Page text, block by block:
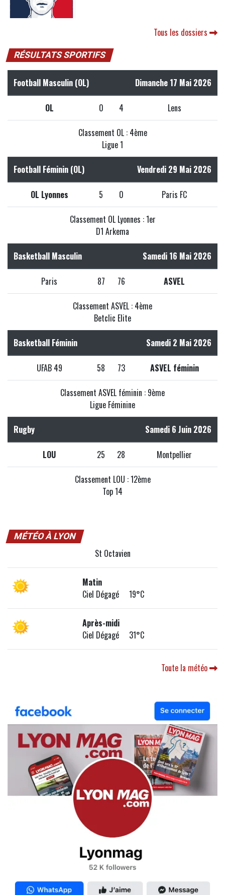
Tous les dossiers
RÉSULTATS SPORTIFS
Football Masculin (OL) Dimanche 17 Mai 2026
OL 0 4 Lens
Classement OL : 4ème
Ligue 1
Football Féminin (OL) Vendredi 29 Mai 2026
OL Lyonnes 5 0 Paris FC
Classement OL Lyonnes : 1er
D1 Arkema
Basketball Masculin Samedi 16 Mai 2026
Paris 87 76 ASVEL
Classement ASVEL : 4ème
Betclic Elite
Basketball Féminin Samedi 2 Mai 2026
UFAB 49 58 73 ASVEL féminin
Classement ASVEL féminin : 9ème
Ligue Féminine
Rugby Samedi 6 Juin 2026
LOU 25 28 Montpellier
Classement LOU : 12ème
Top 14
MÉTÉO À LYON
St Octavien
Matin
Ciel Dégagé 19°C
Après-midi
Ciel Dégagé 31°C
Toute la météo